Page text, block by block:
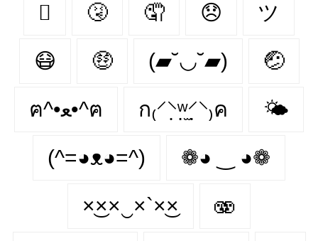
🫩 🤧 🤦‍ 😞 ツ
😷 🤑 (▰˘◡˘▰) 🤕
ฅ^•ﻌ•^ฅ ก₍⸍⸌̣ʷ̣̫⸍̣⸌₎ค 🌤
(^=◕ᴥ◕=^) ❁◕ ‿ ◕❁
×͜××‿×`×͜× 🫨